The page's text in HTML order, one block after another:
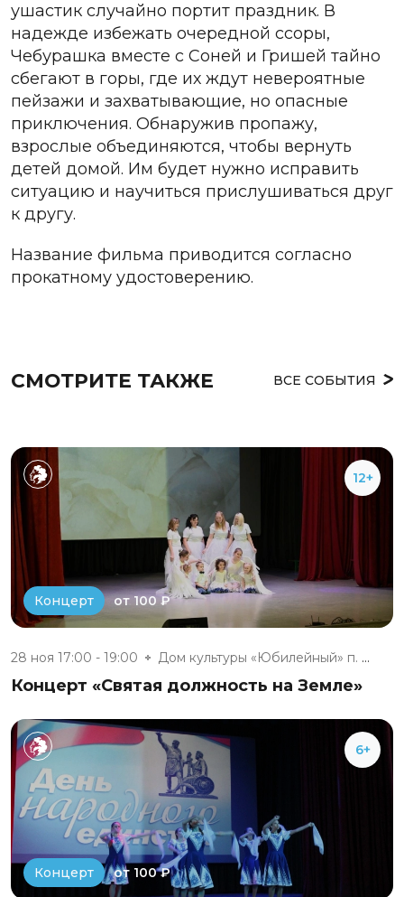
ушастик случайно портит праздник. В
надежде избежать очередной ссоры,
Чебурашка вместе с Соней и Гришей тайно
сбегают в горы, где их ждут невероятные
пейзажи и захватывающие, но опасные
приключения. Обнаружив пропажу,
взрослые объединяются, чтобы вернуть
детей домой. Им будет нужно исправить
ситуацию и научиться прислушиваться друг
к другу.
Название фильма приводится согласно
прокатному удостоверению.
СМОТРИТЕ ТАКЖЕ ВСЕ СОБЫТИЯ
12+
Концерт от 100 ₽
28 ноя 17:00 - 19:00 Дом культуры «Юбилейный» п. Бе...
Концерт «Святая должность на Земле»
6+
Концерт от 100 ₽